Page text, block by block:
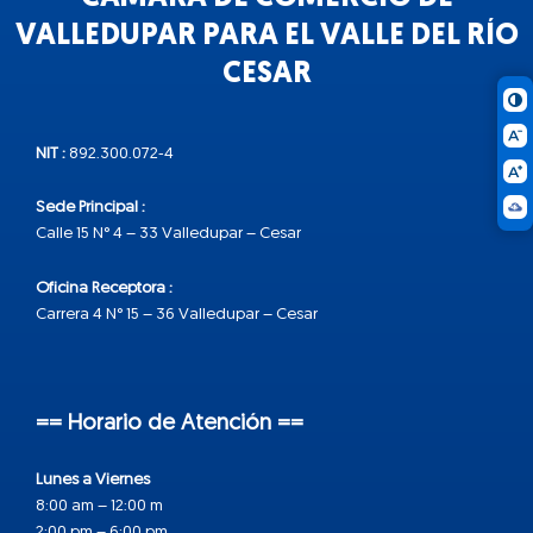
VALLEDUPAR PARA EL VALLE DEL RÍO
CESAR
NIT : 892.300.072-4
Sede Principal :
Calle 15 N° 4 – 33 Valledupar – Cesar
Oficina Receptora :
Carrera 4 N° 15 – 36 Valledupar – Cesar
== Horario de Atención ==
Lunes a Viernes
8:00 am – 12:00 m